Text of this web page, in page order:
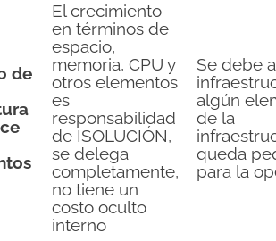
de
El crecimiento
en términos de
espacio,
memoria, CPU y
otros elementos
es
responsabilidad
de ISOLUCIÓN,
se delega
completamente,
no tiene un
costo oculto
interno
Se debe
algún
de la
queda
para la